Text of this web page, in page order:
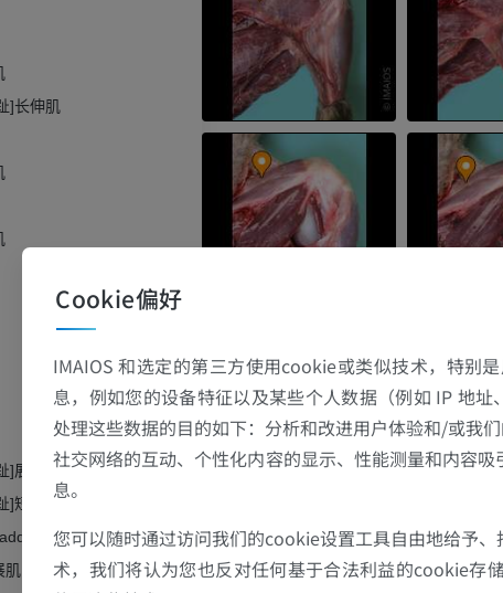
]长伸肌
]展肌
]短屈肌
digiti I [hallucis]
肌
马腕骨
计算机体层摄影
优质会员
马 - 肌肉学
插画
优质会员
马 - 趾和蹄
插画
计算机体层摄影
优质会员
Cookie偏好
IMAIOS 和选定的第三方使用cookie或类似技术，特别
息，例如您的设备特征以及某些个人数据（例如 IP 地址
处理这些数据的目的如下：分析和改进用户体验和/或我
社交网络的互动、个性化内容的显示、性能测量和内容吸
息。
您可以随时通过访问我们的cookie设置工具自由地给予
术，我们将认为您也反对任何基于合法利益的cookie